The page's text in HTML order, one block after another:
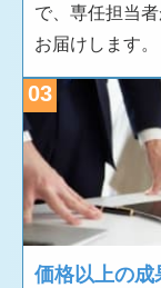
で、専任担当
お届けします。
03
価格以上の成